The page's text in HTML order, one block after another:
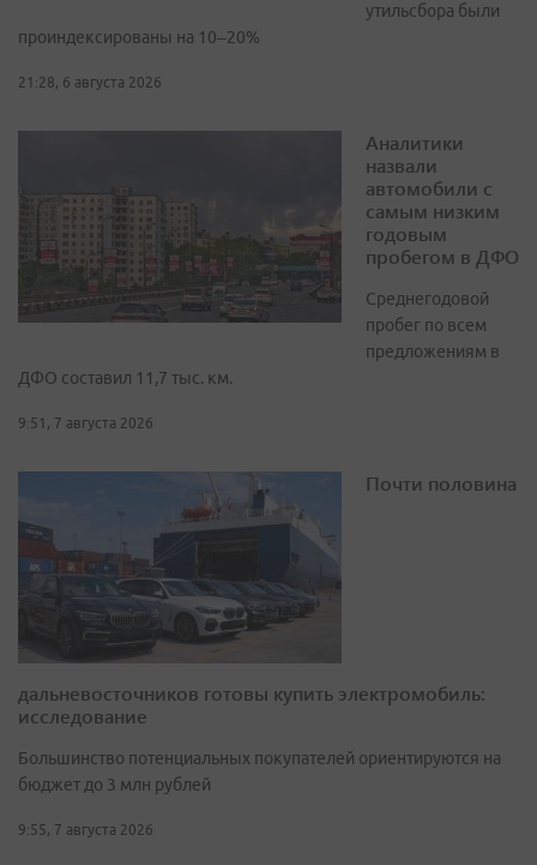
утильсбора были
проиндексированы на 10–20%
21:28, 6 августа 2026
Аналитики
назвали
автомобили с
самым низким
годовым
пробегом в ДФО
Среднегодовой
пробег по всем
предложениям в
ДФО составил 11,7 тыс. км.
9:51, 7 августа 2026
Почти половина
дальневосточников готовы купить электромобиль:
исследование
Большинство потенциальных покупателей ориентируются на
бюджет до 3 млн рублей
9:55, 7 августа 2026